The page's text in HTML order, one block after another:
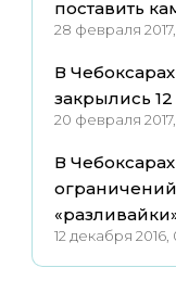
поставить
28 февраля 2017,
В
закрылись
20 февраля 2017,
В
12 декабря 2016,